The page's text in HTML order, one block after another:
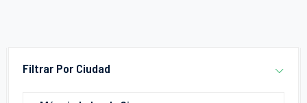
Filtrar Por Ciudad